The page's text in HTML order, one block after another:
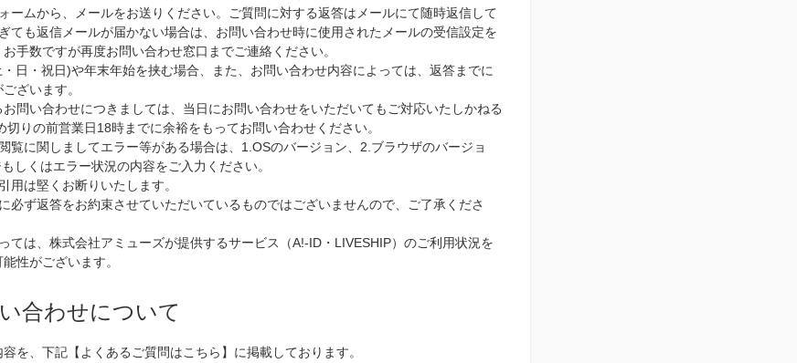
ームから、メールをお送りください。ご質問に対する返答はメールにて随時返信して
ても返信メールが届かない場合は、お問い合わせ時に使用されたメールの受信設定を
手数ですが再度お問い合わせ窓口までご連絡ください。
日・祝日)や年末年始を挟む場合、また、お問い合わせ内容によっては、返答までに
ざいます。
問い合わせにつきましては、当日にお問い合わせをいただいてもご対応いたしかねる
りの前営業日18時までに余裕をもってお問い合わせください。
覧に関しましてエラー等がある場合は、1.OSのバージョン、2.ブラウザのバージョ
しくはエラー状況の内容をご入力ください。
用は堅くお断りいたします。
必ず返答をお約束させていただいているものではございませんので、ご了承くださ
ては、株式会社アミューズが提供するサービス（A!-ID・LIVESHIP）のご利用状況を
性がございます。
合わせについて
を、下記【よくあるご質問はこちら】に掲載しております。